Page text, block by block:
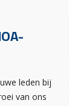
leden bij
van ons